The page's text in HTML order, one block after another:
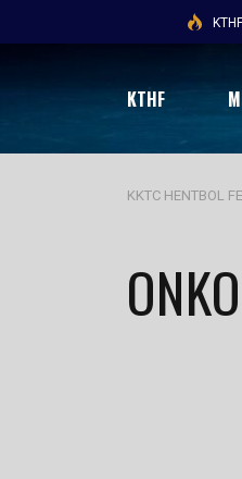
KTHF
KTHF
KKTC HENTBOL